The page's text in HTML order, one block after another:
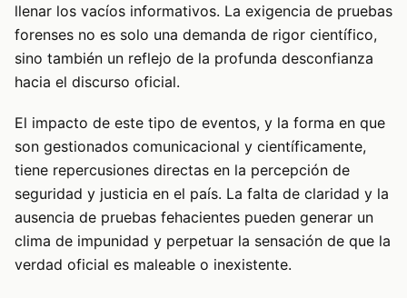
llenar los vacíos informativos. La exigencia de pruebas
forenses no es solo una demanda de rigor científico,
sino también un reflejo de la profunda desconfianza
hacia el discurso oficial.
El impacto de este tipo de eventos, y la forma en que
son gestionados comunicacional y científicamente,
tiene repercusiones directas en la percepción de
seguridad y justicia en el país. La falta de claridad y la
ausencia de pruebas fehacientes pueden generar un
clima de impunidad y perpetuar la sensación de que la
verdad oficial es maleable o inexistente.